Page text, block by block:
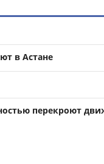
в Астане
перекроют